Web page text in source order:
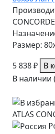
Размер:
5 838 ₽ В
В наличии
ATLAS